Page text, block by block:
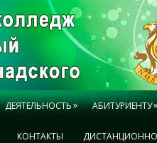
ДЕЯТЕЛЬНОСТЬ» АБИТУРИЕНТУ»
КОНТАКТЫ